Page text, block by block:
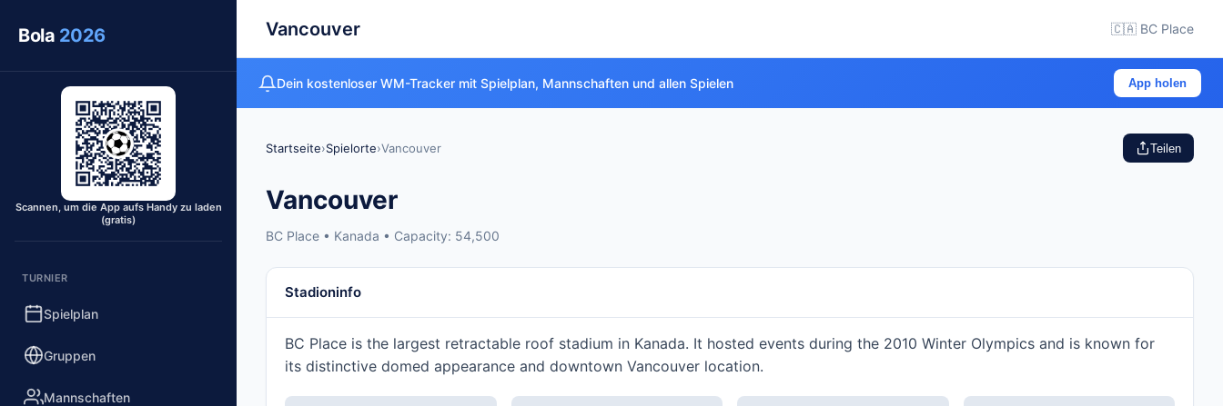
Bola 2026
Scannen, um die App aufs Handy zu laden
(gratis)
TURNIER
Spielplan
Gruppen
Mannschaften
Vancouver 🇨🇦 BC Place
Dein kostenloser WM-Tracker mit Spielplan, Mannschaften und allen Spielen App holen
Startseite›Spielorte›Vancouver Teilen
Vancouver
BC Place • Kanada • Capacity: 54,500
Stadioninfo
BC Place is the largest retractable roof stadium in Kanada. It hosted events during the 2010 Winter Olympics and is known for
its distinctive domed appearance and downtown Vancouver location.